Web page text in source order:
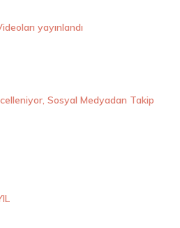
yayınlandı
Sosyal Medyadan Takip